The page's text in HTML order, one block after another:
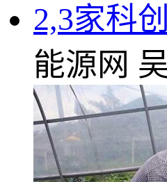
2,3家科
能源网